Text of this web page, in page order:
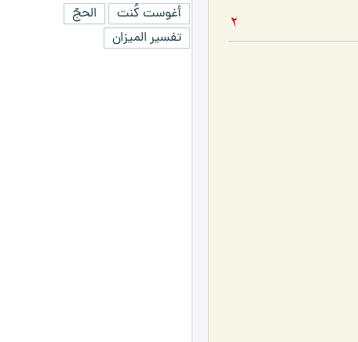
2
أغوست كُنت
الحجّ
تفسير الميزان